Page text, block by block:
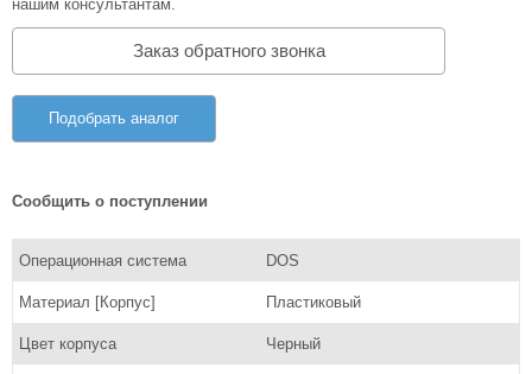
нашим консультантам.
Заказ обратного звонка
Подобрать аналог
Сообщить о поступлении
Операционная система DOS
Материал [Корпус] Пластиковый
Цвет корпуса Черный